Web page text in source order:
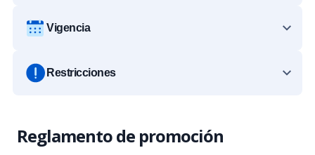
Vigencia
Restricciones
Reglamento de promoción